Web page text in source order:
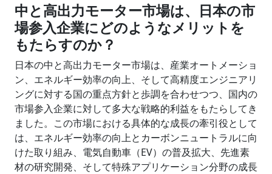
中と高出力モーター市場は、日本の市
場参入企業にどのようなメリットを
もたらすのか？
日本の中と高出力モーター市場は、産業オートメーショ
ン、エネルギー効率の向上、そして高精度エンジニアリ
ングに対する国の重点方針と歩調を合わせつつ、国内の
市場参入企業に対して多大な戦略的利益をもたらしてき
ました。この市場における具体的な成長の牽引役として
は、エネルギー効率の向上とカーボンニュートラルに向
けた取り組み、電気自動車（EV）の普及拡大、先進素
材の研究開発、そして特殊アプリケーション分野の成長